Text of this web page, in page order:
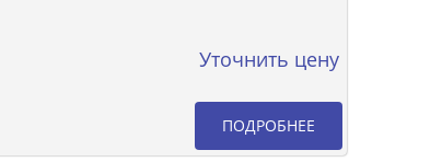
Уточнить цену
ПОДРОБНЕЕ